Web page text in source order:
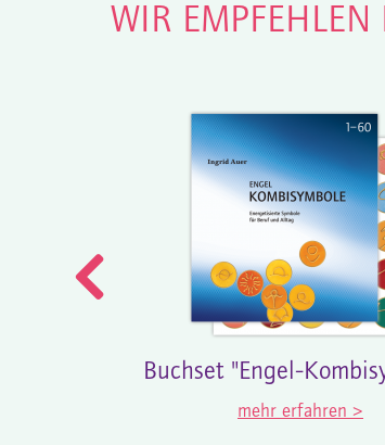
WIR
Buchset "Engel-
mehr erfahren >